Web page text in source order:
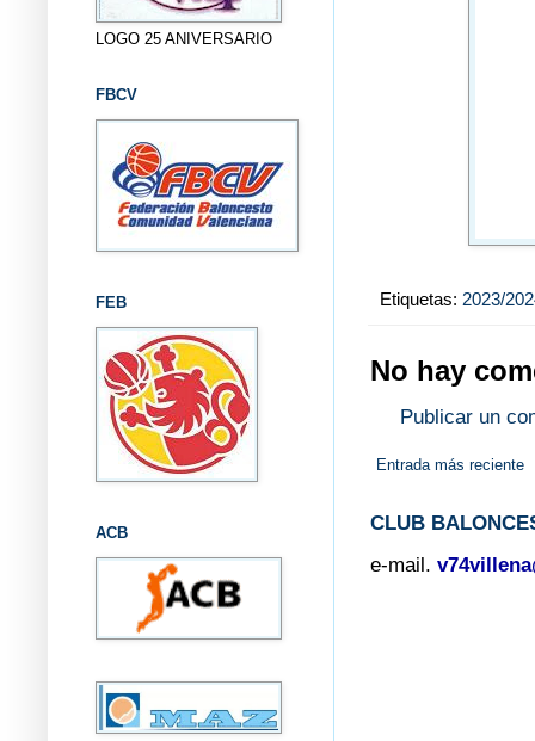
Etiquetas: 2023/
No hay
Publicar un
Entrada más reciente
CLUB
e-mail.
LOGO 25 ANIVERSARIO
FBCV
FEB
ACB